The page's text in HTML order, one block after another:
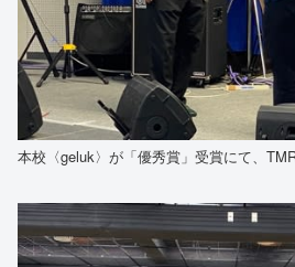
本校〈geluk〉が「優秀賞」受賞にて、